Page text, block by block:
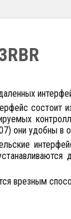
они удобны в
врезным